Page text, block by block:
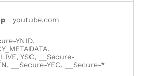
youtube.com
YNID,
YSC, __Secure-
__Secure-YEC, __Secure-*